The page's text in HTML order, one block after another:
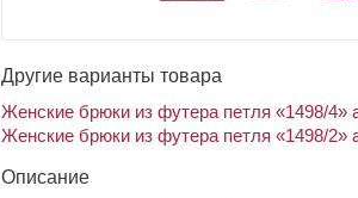
Другие варианты товара
Женские брюки из футера петля «1498/4»
Женские брюки из футера петля «1498/2»
Описание